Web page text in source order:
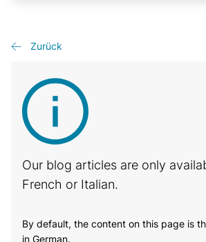
Zurück
Our blog articles are only
French or Italian.
By default, the content on this page is
in German.